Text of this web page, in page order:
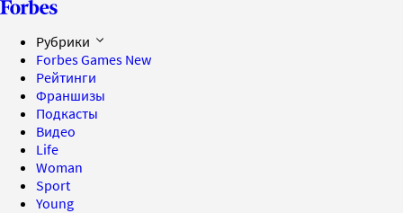
Рубрики
Forbes Games New
Рейтинги
Франшизы
Подкасты
Видео
Life
Woman
Sport
Young